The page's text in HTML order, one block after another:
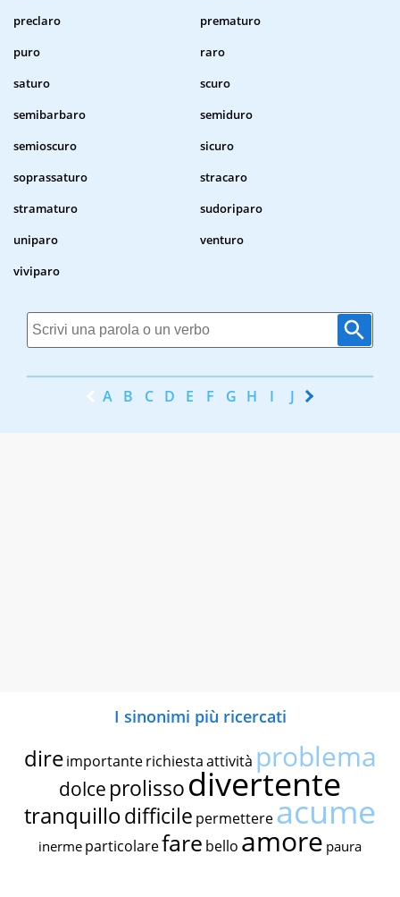
preclaro
prematuro
puro
raro
saturo
scuro
semibarbaro
semiduro
semioscuro
sicuro
soprassaturo
stracaro
stramaturo
sudoriparo
uniparo
venturo
viviparo
A B C D E F G H I J K
I sinonimi più ricercati
dire importante richiestaattività problema
dolce prolissodivertente
tranquillodifficile permettereacume
inerme particolarefare bello amore paura